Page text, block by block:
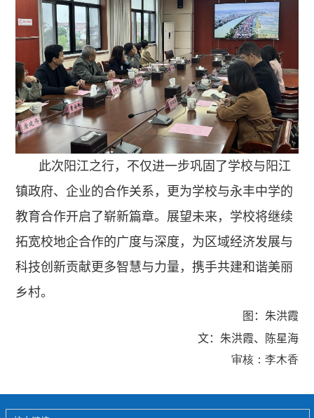
此次阳江之行，不仅进一步巩固了学校与阳江
镇政府、企业的合作关系，更为学校与永丰中学的
教育合作开启了崭新篇章。展望未来，学校将继续
拓宽校地企合作的广度与深度，为区域经济发展与
科技创新贡献更多智慧与力量，携手共建和谐美丽
乡村。
图：朱洪霞
文：朱洪霞、陈星海
审核：李木香